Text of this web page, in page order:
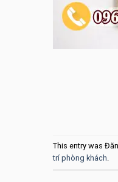
This entry was
trí phòng khách.